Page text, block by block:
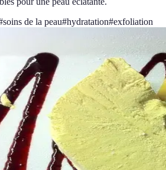
soins de la peau#hydratation#exfoliation